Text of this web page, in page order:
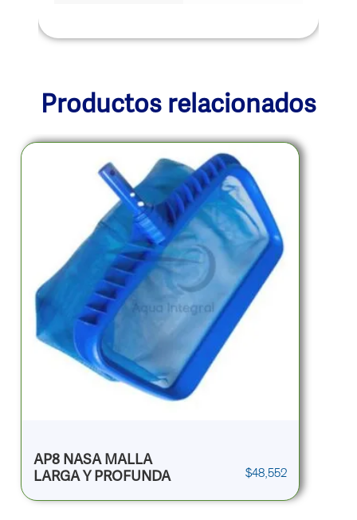
Productos relacionados
AP8 NASA MALLA
LARGA Y PROFUNDA
$48,552